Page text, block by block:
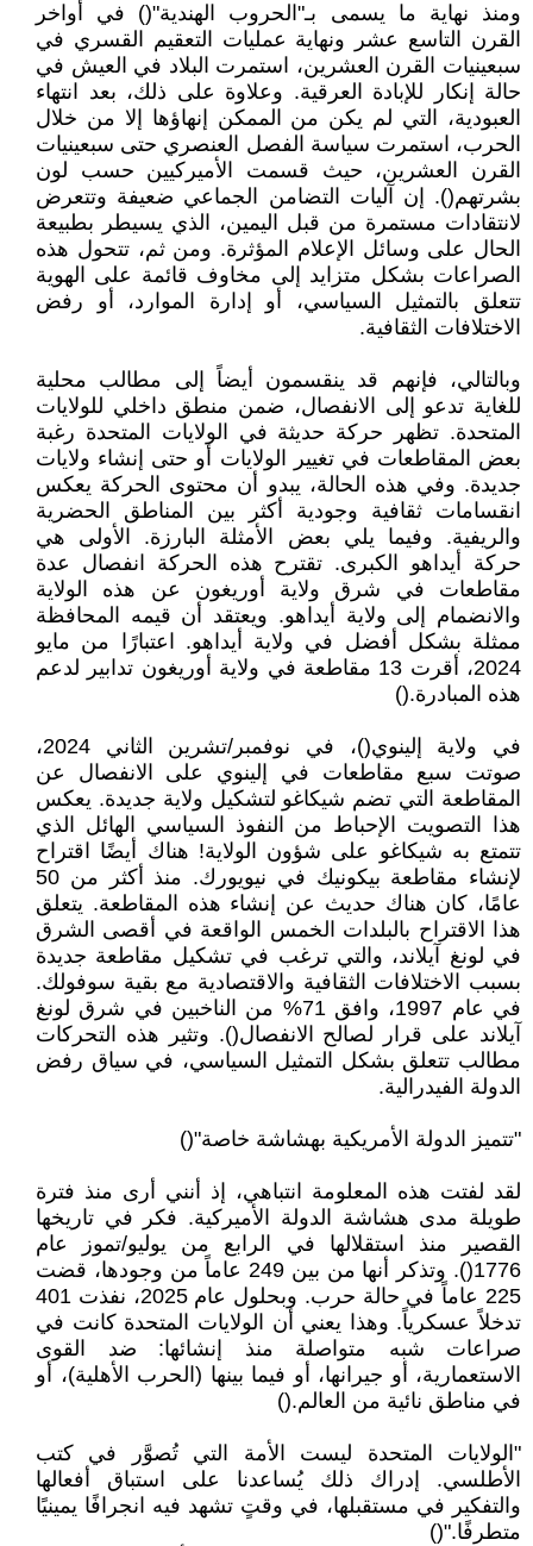
ومنذ نهاية ما يسمى بـ"الحروب الهندية"() في أواخر
القرن التاسع عشر ونهاية عمليات التعقيم القسري في
سبعينيات القرن العشرين، استمرت البلاد في العيش في
حالة إنكار للإبادة العرقية. وعلاوة على ذلك، بعد انتهاء
العبودية، التي لم يكن من الممكن إنهاؤها إلا من خلال
الحرب، استمرت سياسة الفصل العنصري حتى سبعينيات
القرن العشرين، حيث قسمت الأميركيين حسب لون
بشرتهم(). إن آليات التضامن الجماعي ضعيفة وتتعرض
لانتقادات مستمرة من قبل اليمين، الذي يسيطر بطبيعة
الحال على وسائل الإعلام المؤثرة. ومن ثم، تتحول هذه
الصراعات بشكل متزايد إلى مخاوف قائمة على الهوية
تتعلق بالتمثيل السياسي، أو إدارة الموارد، أو رفض
الاختلافات الثقافية.
وبالتالي، فإنهم قد ينقسمون أيضاً إلى مطالب محلية
للغاية تدعو إلى الانفصال، ضمن منطق داخلي للولايات
المتحدة. تظهر حركة حديثة في الولايات المتحدة رغبة
بعض المقاطعات في تغيير الولايات أو حتى إنشاء ولايات
جديدة. وفي هذه الحالة، يبدو أن محتوى الحركة يعكس
انقسامات ثقافية وجودية أكثر بين المناطق الحضرية
والريفية. وفيما يلي بعض الأمثلة البارزة. الأولى هي
حركة أيداهو الكبرى. تقترح هذه الحركة انفصال عدة
مقاطعات في شرق ولاية أوريغون عن هذه الولاية
والانضمام إلى ولاية أيداهو. ويعتقد أن قيمه المحافظة
ممثلة بشكل أفضل في ولاية أيداهو. اعتبارًا من مايو
2024، أقرت 13 مقاطعة في ولاية أوريغون تدابير لدعم
هذه المبادرة.()
في ولاية إلينوي()، في نوفمبر/تشرين الثاني 2024،
صوتت سبع مقاطعات في إلينوي على الانفصال عن
المقاطعة التي تضم شيكاغو لتشكيل ولاية جديدة. يعكس
هذا التصويت الإحباط من النفوذ السياسي الهائل الذي
تتمتع به شيكاغو على شؤون الولاية! هناك أيضًا اقتراح
لإنشاء مقاطعة بيكونيك في نيويورك. منذ أكثر من 50
عامًا، كان هناك حديث عن إنشاء هذه المقاطعة. يتعلق
هذا الاقتراح بالبلدات الخمس الواقعة في أقصى الشرق
في لونغ آيلاند، والتي ترغب في تشكيل مقاطعة جديدة
بسبب الاختلافات الثقافية والاقتصادية مع بقية سوفولك.
في عام 1997، وافق 71% من الناخبين في شرق لونغ
آيلاند على قرار لصالح الانفصال(). وتثير هذه التحركات
مطالب تتعلق بشكل التمثيل السياسي، في سياق رفض
الدولة الفيدرالية.
"تتميز الدولة الأمريكية بهشاشة خاصة"()
لقد لفتت هذه المعلومة انتباهي، إذ أنني أرى منذ فترة
طويلة مدى هشاشة الدولة الأميركية. فكر في تاريخها
القصير منذ استقلالها في الرابع من يوليو/تموز عام
1776(). وتذكر أنها من بين 249 عاماً من وجودها، قضت
225 عاماً في حالة حرب. وبحلول عام 2025، نفذت 401
تدخلاً عسكرياً. وهذا يعني أن الولايات المتحدة كانت في
صراعات شبه متواصلة منذ إنشائها: ضد القوى
الاستعمارية، أو جيرانها، أو فيما بينها (الحرب الأهلية)، أو
في مناطق نائية من العالم.()
"الولايات المتحدة ليست الأمة التي تُصوَّر في كتب
الأطلسي. إدراك ذلك يُساعدنا على استباق أفعالها
والتفكير في مستقبلها، في وقتٍ تشهد فيه انجرافًا يمينيًا
متطرفًا."()